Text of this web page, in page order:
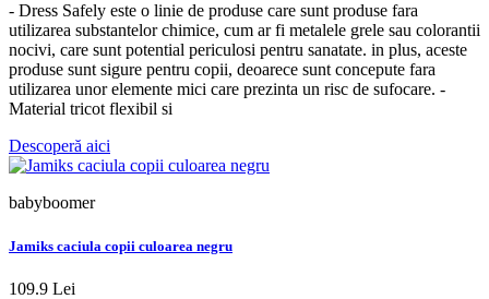
- Dress Safely este o linie de produse care sunt produse fara
utilizarea substantelor chimice, cum ar fi metalele grele sau colorantii
nocivi, care sunt potential periculosi pentru sanatate. in plus, aceste
produse sunt sigure pentru copii, deoarece sunt concepute fara
utilizarea unor elemente mici care prezinta un risc de sufocare. -
Material tricot flexibil si
Descoperă aici
babyboomer
Jamiks caciula copii culoarea negru
109.9 Lei